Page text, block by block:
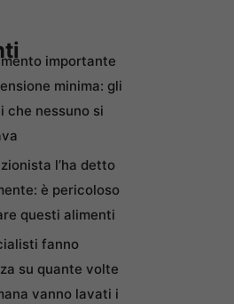
importante
minima: gli
che nessuno si
l’ha detto
è pericoloso
questi alimenti
fanno
su quante volte
vanno lavati i